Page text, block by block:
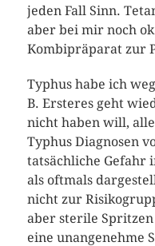
jeden Fall Sinn.
aber bei mir noch
Kombipräparat zur
Typhus habe ich
B. Ersteres geht
nicht haben will,
Typhus Diagnosen
tatsächliche Gefahr
als oftmals
nicht zur
aber sterile
eine unangenehme